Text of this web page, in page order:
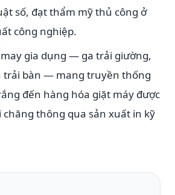
số, đạt thẩm mỹ thủ công ở
công nghiệp.
gia dụng — ga trải giường,
trải bàn — mang truyền thống
đến hàng hóa giặt máy được
chăng thông qua sản xuất in kỹ